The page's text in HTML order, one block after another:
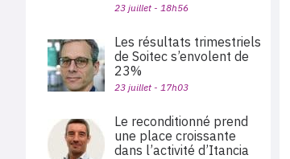
23 juillet - 18h56
Les résultats trimestriels
de Soitec s’envolent de
23%
23 juillet - 17h03
Le reconditionné prend
une place croissante
dans l’activité d’Itancia